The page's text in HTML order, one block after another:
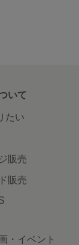
いて
たい
販売
販売
・イベント